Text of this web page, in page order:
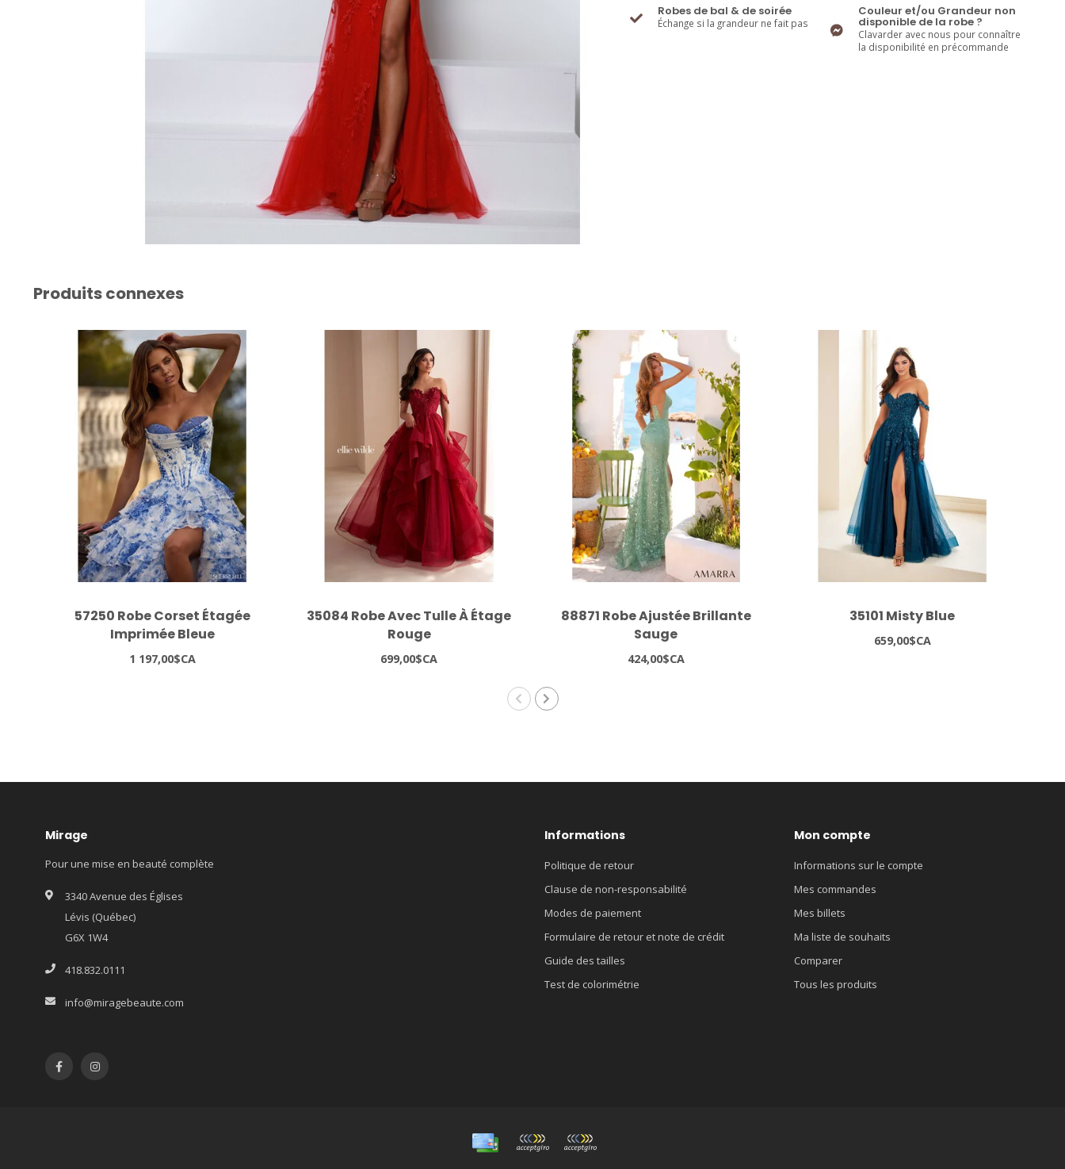
Robes de bal & de soirée
Échange si la grandeur ne fait pas
Couleur et/ou Grandeur non
disponible de la robe ?
Clavarder avec nous pour connaître
la disponibilité en précommande
Produits connexes
57250 Robe Corset Étagée
Imprimée Bleue
1 197,00$CA
35084 Robe Avec Tulle À Étage
Rouge
699,00$CA
88871 Robe Ajustée Brillante
Sauge
424,00$CA
35101 Misty Blue
659,00$CA
Mirage
Pour une mise en beauté complète
3340 Avenue des Églises
Lévis (Québec)
G6X 1W4
418.832.0111
info@miragebeaute.com
Informations
Politique de retour
Clause de non-responsabilité
Modes de paiement
Formulaire de retour et note de crédit
Guide des tailles
Test de colorimétrie
Mon compte
Informations sur le compte
Mes commandes
Mes billets
Ma liste de souhaits
Comparer
Tous les produits